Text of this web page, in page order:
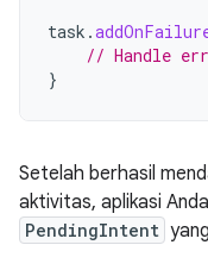
task .
// Handle
}
Setelah berhasil
aktivitas, aplikasi
PendingIntent